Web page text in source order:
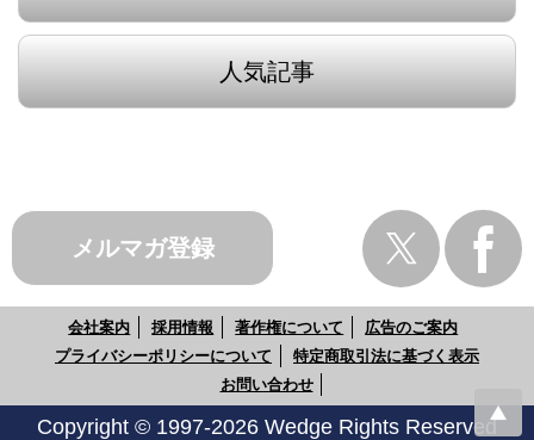
人気記事
メルマガ登録
会社案内 採用情報 著作権について
広告のご案内
プライバシーポリシーについて
特定商取引法に基づく表示
お問い合わせ
Copyright © 1997-2026 Wedge Rights Reserved